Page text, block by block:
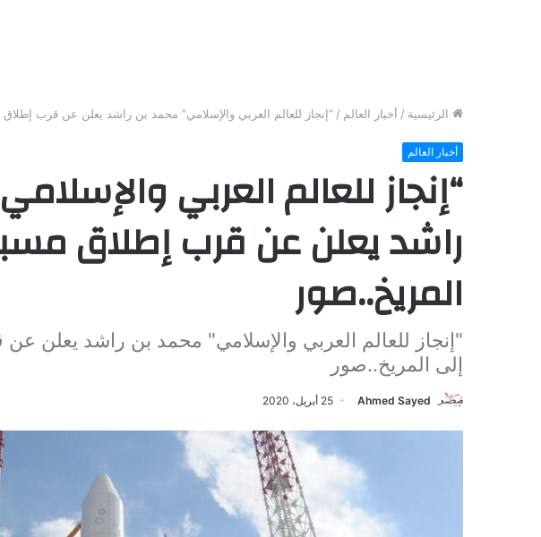
الرئيسية / أخبار العالم / “إنجاز للعالم العربي والإسلامي” محمد بن راشد يعلن عن قرب إطلاق
أخبار العالم
“إنجاز للعالم العربي
راشد يعلن عن قرب إطلاق
المريخ..صور
"إنجاز للعالم العربي والإسلامي" محمد بن راشد يعلن
إلى المريخ..صور
Ahmed Sayed 25 أبريل، 2020